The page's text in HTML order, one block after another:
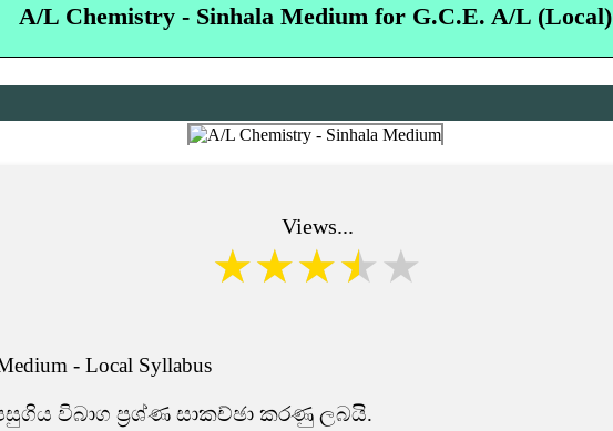
A/L Chemistry - Sinhala Medium for G.C.E. A/L (Local)
Views...
- Local Syllabus
විබාග ප්‍රශ්ණ සාකච්ඡා කරණු ලබයි.